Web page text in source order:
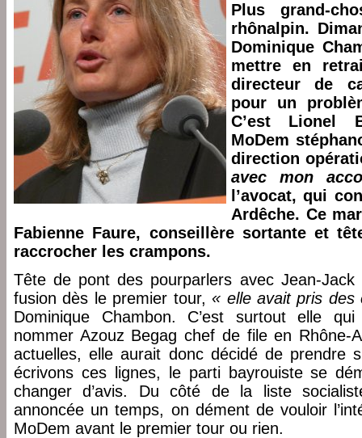
Plus grand-
rhônalpin.
Dominique
mettre en
directeur de
pour un
C’est Lionel
MoDem
direction
avec mon
l’avocat, qui
Ardêche. Ce
Fabienne Faure, conseillère sortante et
raccrocher les crampons.
Tête de pont des pourparlers avec Jean-Jack
fusion dès le premier tour,« elle avait pris des
Dominique Chambon. C’est surtout elle
nommer Azouz Begag chef de file en Rhône-
actuelles, elle aurait donc décidé de prendre
écrivons ces lignes, le parti bayrouiste se
changer d’avis. Du côté de la liste
annoncée un temps, on dément de vouloir
MoDem avant le premier tour ou rien.